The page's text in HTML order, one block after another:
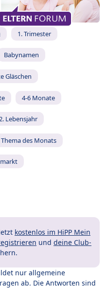
1. Trimester
Babynamen
Gläschen
4-6 Monate
Lebensjahr
Thema des Monats
kostenlos im HiPP Mein
und deine Club-
nur allgemeine
ab. Die Antworten sind